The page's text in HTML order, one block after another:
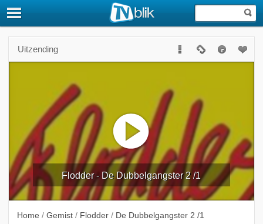
Uitzending
Flodder - De Dubbelgangster 2 /1
Home / Gemist / Flodder / De Dubbelgangster 2 /1